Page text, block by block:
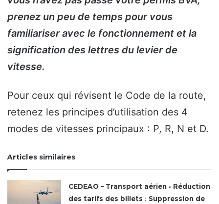
prenez un peu de temps pour vous
familiariser avec le fonctionnement et la
signification des lettres du levier de
vitesse.
Pour ceux qui révisent le Code de la route,
retenez les principes d’utilisation des 4
modes de vitesses principaux : P, R, N et D.
Articles similaires
CEDEAO – Transport aérien • Réduction
des tarifs des billets : Suppression de